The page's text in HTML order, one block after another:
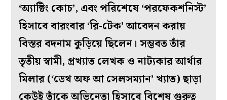
‘অ্যাক্টিং কোচ’, এবং পরিশেষে ‘পরফেকশনিস্ট’
হিসাবে বারংবার ‘রি-টেক’ আবেদন করায়
বিস্তর বদনাম কুড়িয়ে ছিলেন। সম্ভবত তাঁর
তৃতীয় স্বামী, প্রখ্যাত লেখক ও নাট্যকার আর্থার
মিলার (‘ডেথ অফ আ সেলসম্যান’ খ্যাত) ছাড়া